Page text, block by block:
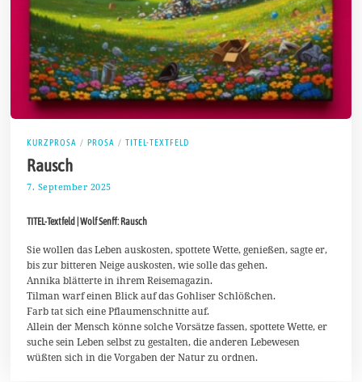
KURZPROSA / PROSA / TITEL-TEXTFELD
Rausch
7. September 2025
S
p
t
e
m
b
e
r
2
0
2
TITEL-Textfeld | Wolf Senff: Rausch
Sie wollen das Leben auskosten, spottete Wette, genießen, sagte er,
bis zur bitteren Neige auskosten, wie solle das gehen.
Annika blätterte in ihrem Reisemagazin.
Tilman warf einen Blick auf das Gohliser Schlößchen.
Farb tat sich eine Pflaumenschnitte auf.
Allein der Mensch könne solche Vorsätze fassen, spottete Wette, er
suche sein Leben selbst zu gestalten, die anderen Lebewesen
wüßten sich in die Vorgaben der Natur zu ordnen.